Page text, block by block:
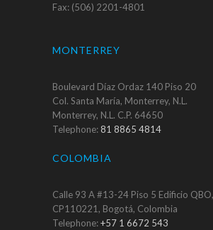
Fax: (506) 2201-4801
MONTERREY
Boulevard Díaz Ordaz 140 Piso 20
Col. Santa María, Monterrey, N.L.
Monterrey, N.L. C.P. 64650
Telephone:81 8865 4814
COLOMBIA
Calle 93 A #13-24 Piso 5 Edificio QBO,
CP110221, Bogotá, Colombia
Telephone:+57 1 6672 543